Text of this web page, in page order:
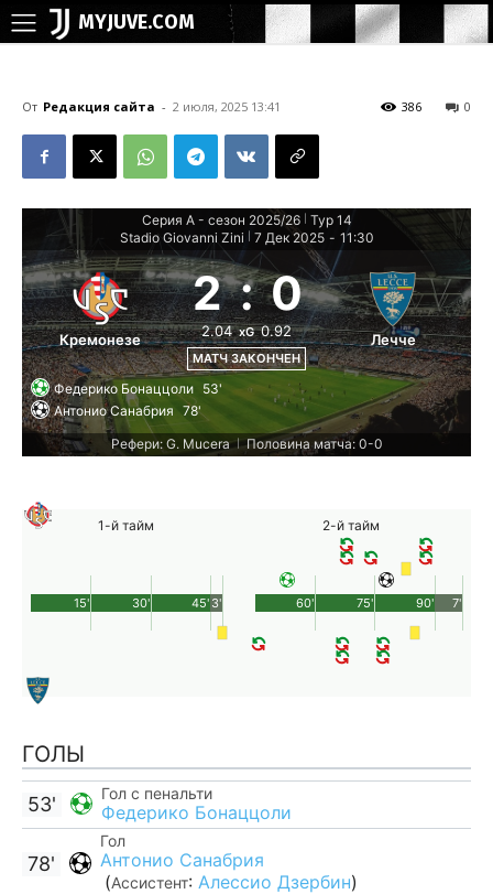
MYJUVE.COM
От Редакция сайта - 2 июля, 2025 13:41 0
386
Серия А - сезон 2025/26
Тур 14
Stadio Giovanni Zini
7 Дек 2025 - 11:30
Кремонезе
2 : 0
2.04 xG 0.92
МАТЧ ЗАКОНЧЕН
Лечче
Федерико Бонаццоли 53'
Антонио Санабрия 78'
Рефери: G. Mucera | Половина матча: 0-0
1-й тайм
45'
15' 30' 3'
2-й тайм
90'
60' 75' 7'
ГОЛЫ
Гол с пенальти
Федерико Бонаццоли
53'
Гол
Антонио Санабрия
(Ассистент: Алессио Дзербин)
78'